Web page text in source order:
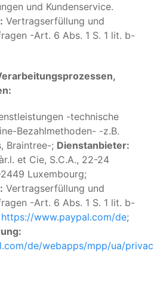
und Kundenservice.
Vertragserfüllung und
-Art. 6 Abs. 1 S. 1 lit. b-
-technische
Bezahlmethoden- -z.B.
Braintree-; Dienstanbieter:
et Cie, S.C.A., 22-24
Luxembourg;
Vertragserfüllung und
-Art. 6 Abs. 1 S. 1 lit. b-
https://www.paypal.com/de;
de/webapps/mpp/ua/